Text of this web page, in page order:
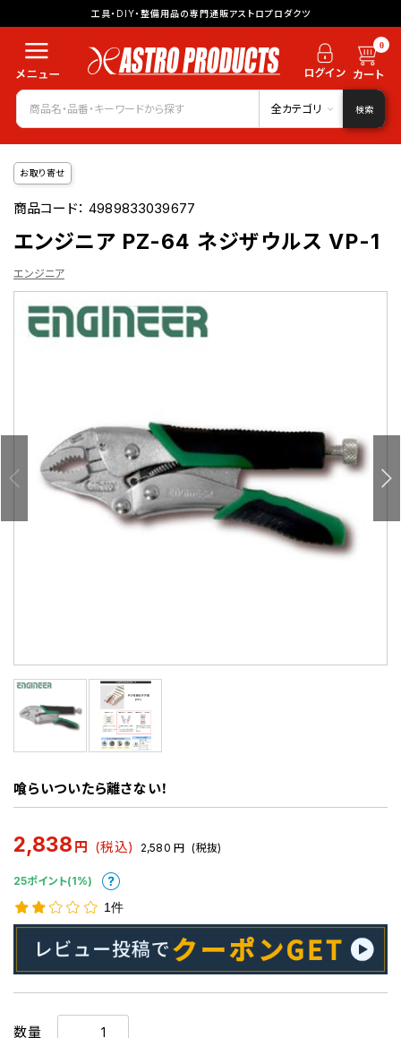
工具・DIY・整備用品の専門通販アストロプロダクツ
0
全カテゴリ 検索
お取り寄せ
商品コード：4989833039677
エンジニア PZ-64 ネジザウルス VP-1
エンジニア
喰らいついたら離さない！
2,838 円 (税込) 2,580 円 (税抜)
25ポイント(1%)
1件
数量